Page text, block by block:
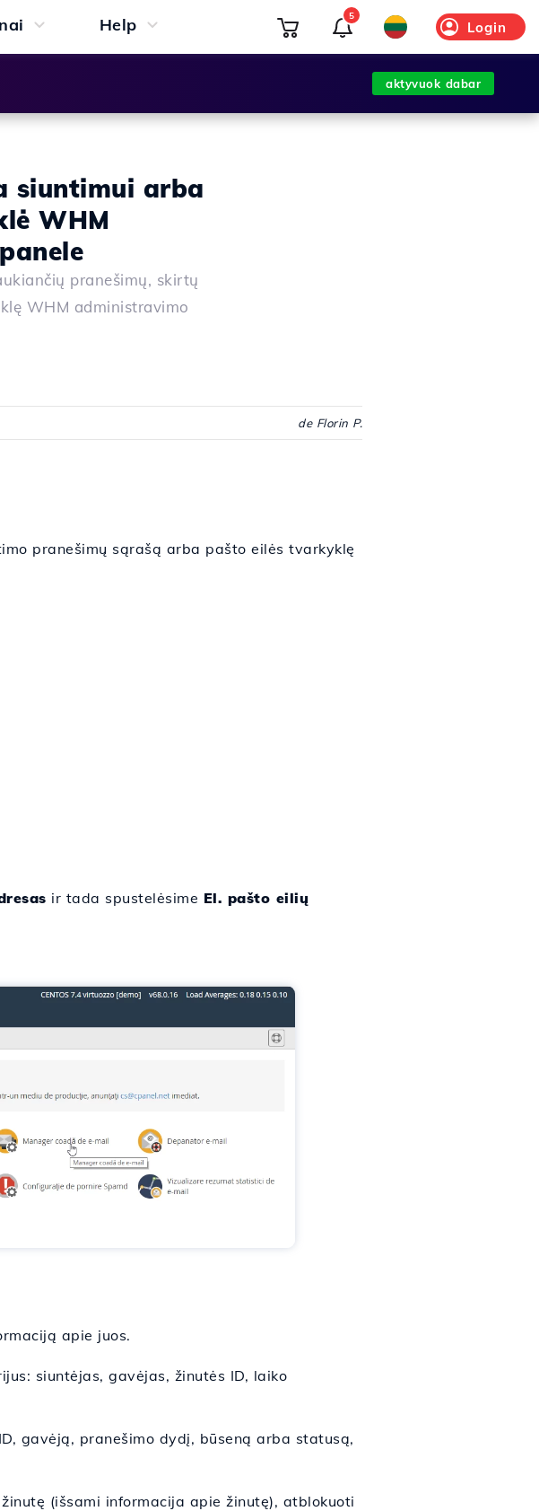
Help Login
5
aktyvuok dabar
siuntimui arba
WHM
pranešimų, skirtų
WHM administravimo
de Florin P.
pranešimų sąrašą arba pašto eilės tvarkyklę
ir tada spustelėsime El. pašto eilių
apie juos.
siuntėjas, gavėjas, žinutės ID, laiko
gavėją, pranešimo dydį, būseną arba statusą,
(išsami informacija apie žinutę), atblokuoti